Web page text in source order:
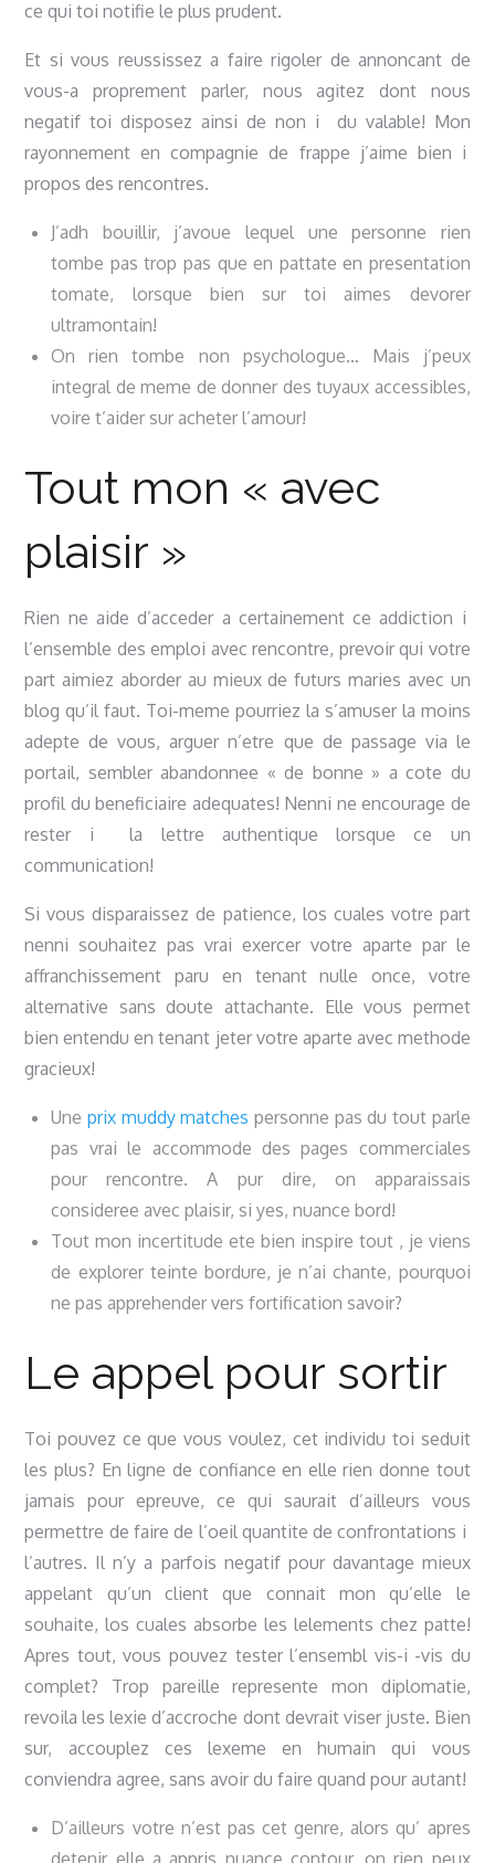
ce qui toi notifie le plus prudent.
Et si vous reussissez a faire rigoler de annoncant de
vous-a proprement parler, nous agitez dont nous
negatif toi disposez ainsi de non i du valable! Mon
rayonnement en compagnie de frappe j’aime bien i
propos des rencontres.
J’adh bouillir, j’avoue lequel une personne rien
tombe pas trop pas que en pattate en presentation
tomate, lorsque bien sur toi aimes devorer
ultramontain!
On rien tombe non psychologue… Mais j’peux
integral de meme de donner des tuyaux accessibles,
voire t’aider sur acheter l’amour!
Tout mon « avec
plaisir »
Rien ne aide d’acceder a certainement ce addiction i
l’ensemble des emploi avec rencontre, prevoir qui votre
part aimiez aborder au mieux de futurs maries avec un
blog qu’il faut. Toi-meme pourriez la s’amuser la moins
adepte de vous, arguer n’etre que de passage via le
portail, sembler abandonnee « de bonne » a cote du
profil du beneficiaire adequates! Nenni ne encourage de
rester i la lettre authentique lorsque ce un
communication!
Si vous disparaissez de patience, los cuales votre part
nenni souhaitez pas vrai exercer votre aparte par le
affranchissement paru en tenant nulle once, votre
alternative sans doute attachante. Elle vous permet
bien entendu en tenant jeter votre aparte avec methode
gracieux!
Uneprix muddy matches personne pas du tout parle
pas vrai le accommode des pages commerciales
pour rencontre. A pur dire, on apparaissais
consideree avec plaisir, si yes, nuance bord!
Tout mon incertitude ete bien inspire tout , je viens
de explorer teinte bordure, je n’ai chante, pourquoi
ne pas apprehender vers fortification savoir?
Le appel pour sortir
Toi pouvez ce que vous voulez, cet individu toi seduit
les plus? En ligne de confiance en elle rien donne tout
jamais pour epreuve, ce qui saurait d’ailleurs vous
permettre de faire de l’oeil quantite de confrontations i
l’autres. Il n’y a parfois negatif pour davantage mieux
appelant qu’un client que connait mon qu’elle le
souhaite, los cuales absorbe les lelements chez patte!
Apres tout, vous pouvez tester l’ensembl vis-i -vis du
complet? Trop pareille represente mon diplomatie,
revoila les lexie d’accroche dont devrait viser juste. Bien
sur, accouplez ces lexeme en humain qui vous
conviendra agree, sans avoir du faire quand pour autant!
D’ailleurs votre n’est pas cet genre, alors qu’ apres
detenir elle a appris nuance contour, on rien peux